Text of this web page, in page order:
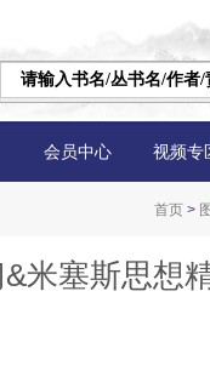
会员中心 视频专
首页 >
米塞斯思想